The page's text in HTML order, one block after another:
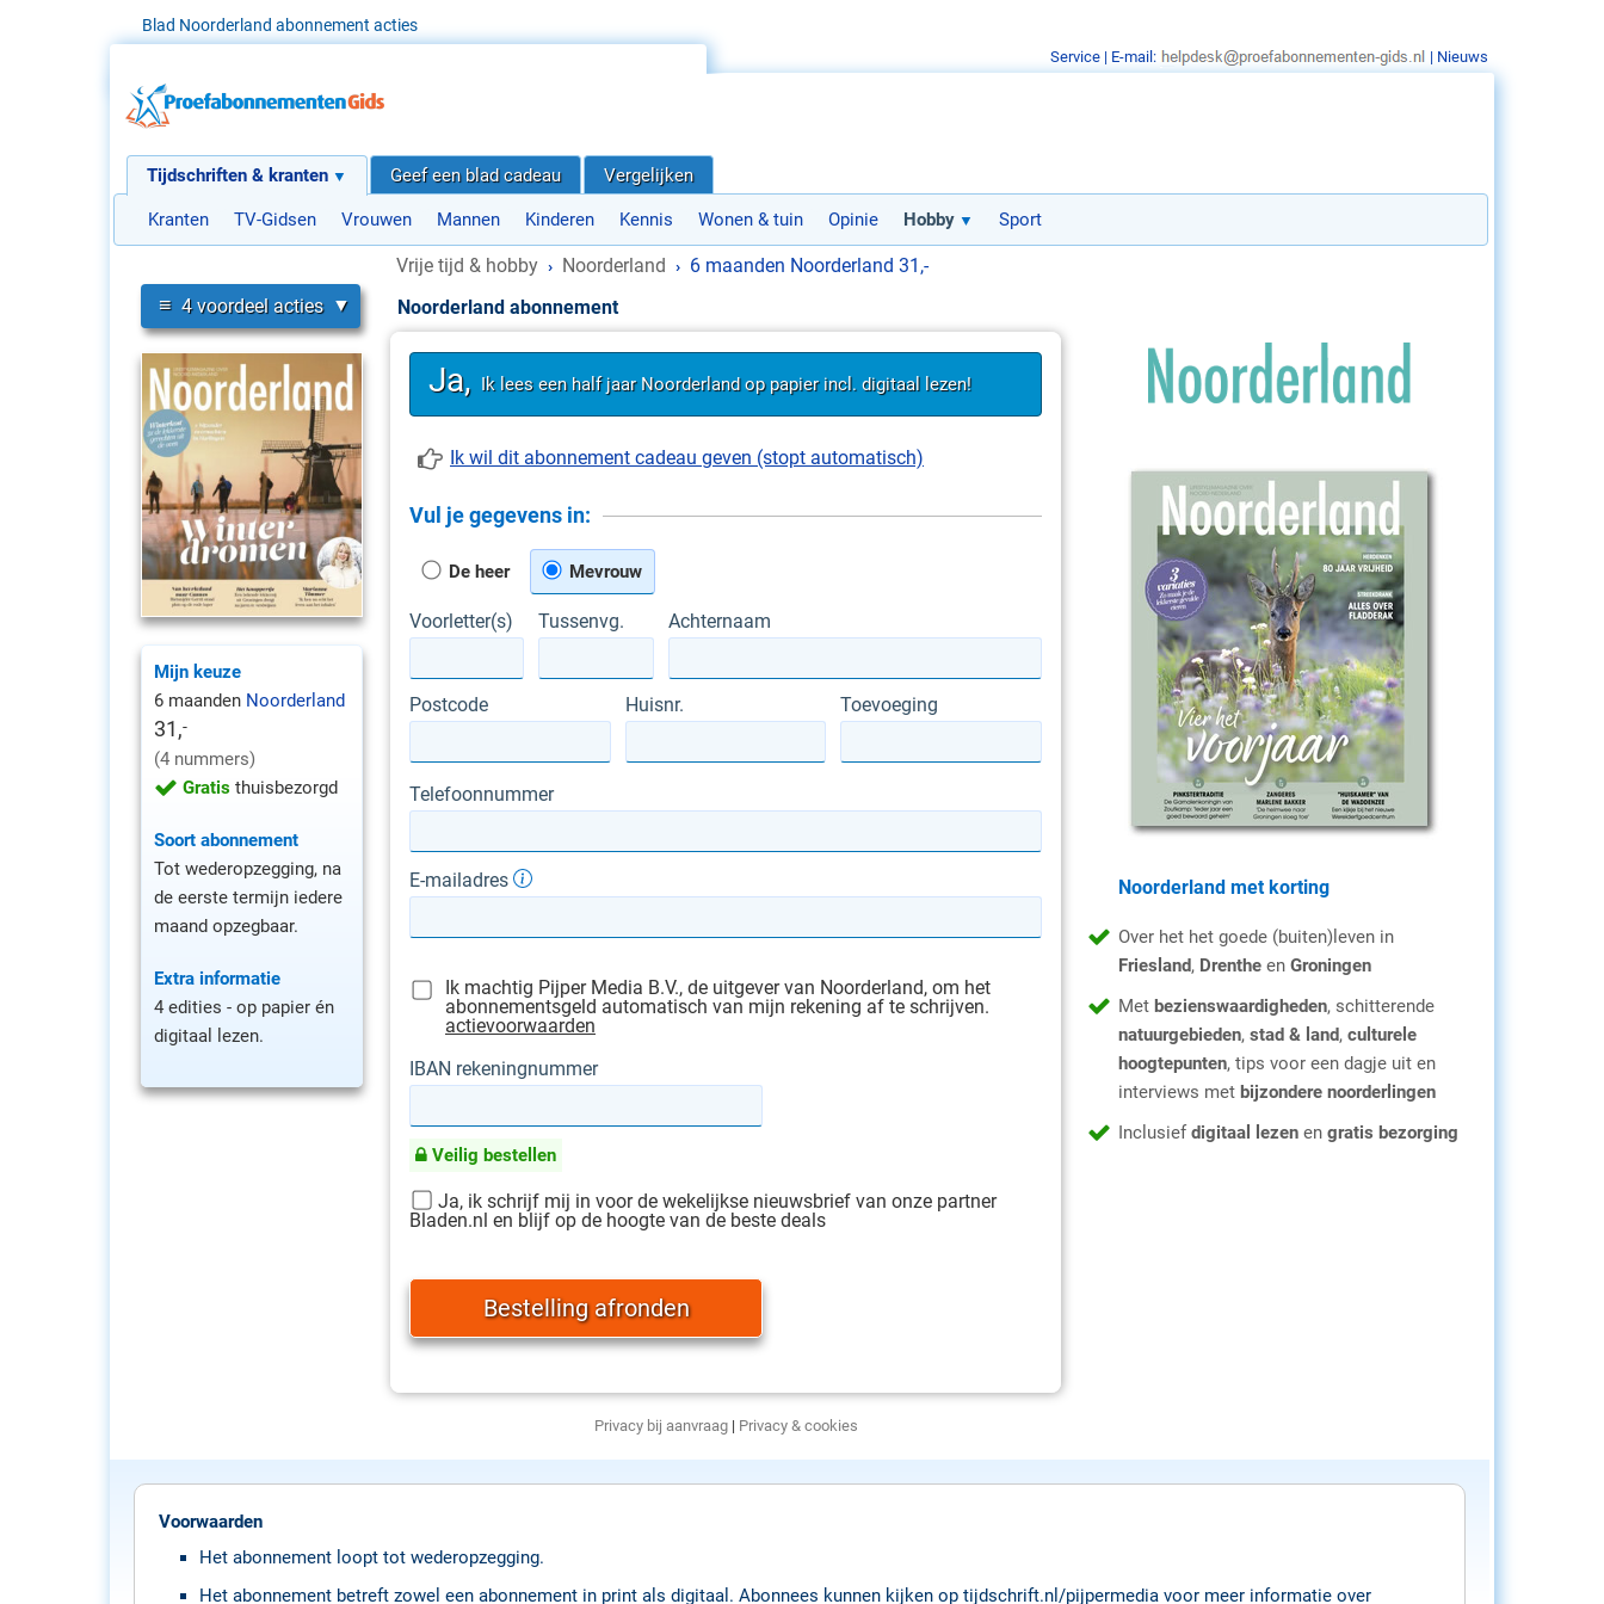
Blad Noorderland abonnement acties
Tijdschriften & kranten
Kranten TV-Gidsen Vrouwen Mannen Kinderen Kennis Wonen & tuin Opinie Hobby Sport
Geef een blad cadeau Vergelijken
Vrije tijd & hobby › Noorderland › 6 maanden Noorderland 31,-
≡ 4 voordeel acties
Mijn keuze
6 maanden Noorderland
31,-
(4 nummers)
Gratis thuisbezorgd
Soort abonnement
Tot wederopzegging, na
de eerste termijn iedere
maand opzegbaar.
Extra informatie
4 edities - op papier én
digitaal lezen.
Noorderland abonnement
Ja, Ik lees een half jaar Noorderland op papier incl. digitaal lezen!
Ik wil dit abonnement cadeau geven (stopt automatisch)
Vul je gegevens in:
De heer Mevrouw
Voorletter(s) Tussenvg. Achternaam
Postcode Huisnr. Toevoeging
Telefoonnummer
E-mailadres
Ik machtig Pijper Media B.V., de uitgever van Noorderland, om het
abonnementsgeld automatisch van mijn rekening af te schrijven.
actievoorwaarden
IBAN rekeningnummer
Veilig bestellen
Ja, ik schrijf mij in voor de wekelijkse nieuwsbrief van onze partner
Bladen.nl en blijf op de hoogte van de beste deals
Privacy bij aanvraag| Privacy & cookies
Noorderland met korting
Over het het goede (buiten)leven in
Friesland, Drenthe en Groningen
Met bezienswaardigheden, schitterende
natuurgebieden, stad & land, culturele
hoogtepunten, tips voor een dagje uit en
interviews met bijzondere noorderlingen
Inclusiefdigitaal lezen en gratis bezorging
Voorwaarden
Het abonnement loopt tot wederopzegging.
Het abonnement betreft zowel een abonnement in print als digitaal. Abonnees kunnen kijken op tijdschrift.nl/pijpermedia voor meer informatie over
Service | E-mail: | Nieuws